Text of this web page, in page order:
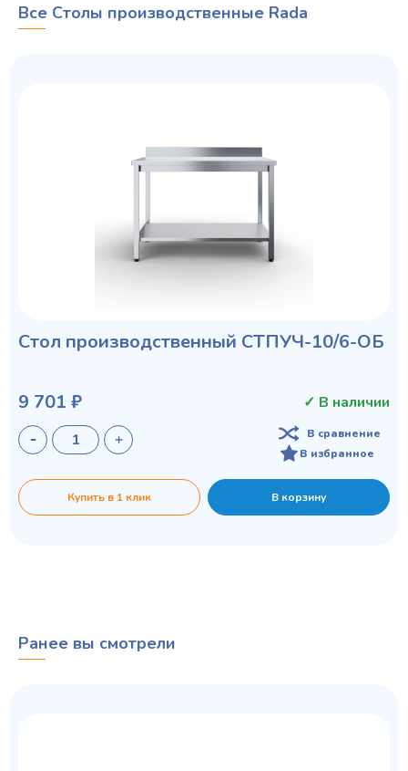
Все Столы производственные Rada
Стол производственный СТПУЧ-10/6-ОБ
9 701 ₽ ✓ В наличии
В сравнение
В избранное
Купить в 1 клик В корзину
Ранее вы смотрели